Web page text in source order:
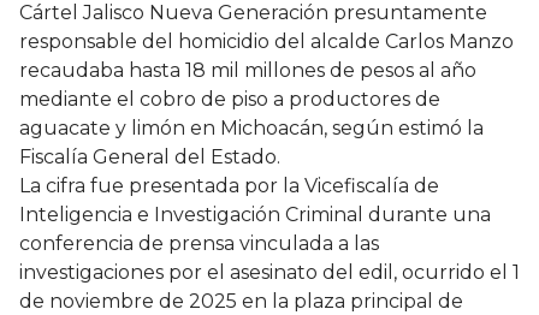
Cártel Jalisco Nueva Generación presuntamente
responsable del homicidio del alcalde Carlos Manzo
recaudaba hasta 18 mil millones de pesos al año
mediante el cobro de piso a productores de
aguacate y limón en Michoacán, según estimó la
Fiscalía General del Estado.
La cifra fue presentada por la Vicefiscalía de
Inteligencia e Investigación Criminal durante una
conferencia de prensa vinculada a las
investigaciones por el asesinato del edil, ocurrido el 1
de noviembre de 2025 en la plaza principal de